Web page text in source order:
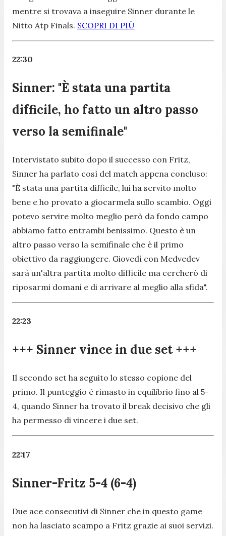
mentre si trovava a inseguire Sinner durante le
Nitto Atp Finals. SCOPRI DI PIÙ
22:30
Sinner: "È stata una partita
difficile, ho fatto un altro passo
verso la semifinale"
Intervistato subito dopo il successo con Fritz,
Sinner ha parlato così del match appena concluso:
"È stata una partita difficile, lui ha servito molto
bene e ho provato a giocarmela sullo scambio. Oggi
potevo servire molto meglio però da fondo campo
abbiamo fatto entrambi benissimo. Questo è un
altro passo verso la semifinale che è il primo
obiettivo da raggiungere. Giovedì con Medvedev
sarà un'altra partita molto difficile ma cercherò di
riposarmi domani e di arrivare al meglio alla sfida".
22:23
+++ Sinner vince in due set +++
Il secondo set ha seguito lo stesso copione del
primo. Il punteggio è rimasto in equilibrio fino al 5-
4, quando Sinner ha trovato il break decisivo che gli
ha permesso di vincere i due set.
22:17
Sinner-Fritz 5-4 (6-4)
Due ace consecutivi di Sinner che in questo game
non ha lasciato scampo a Fritz grazie ai suoi servizi.